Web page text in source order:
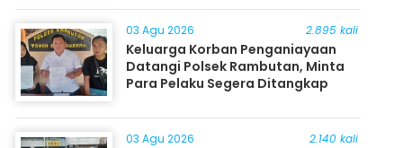
03 Agu 2026 2.895 kali
Keluarga Korban Penganiayaan
Datangi Polsek Rambutan, Minta
Para Pelaku Segera Ditangkap
03 Agu 2026 2.140 kali